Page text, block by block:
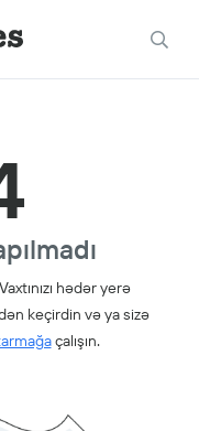
hədər yerə
keçirdin və ya sizə
çalışın.